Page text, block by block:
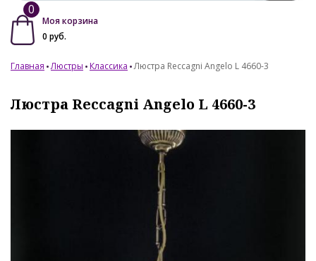
0
Моя корзина
0 руб.
Главная Люстры Классика Люстра Reccagni Angelo L 4660-3
Люстра Reccagni Angelo L 4660-3